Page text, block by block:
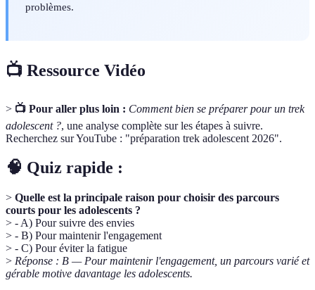
problèmes.
📺 Ressource Vidéo
> 📺 Pour aller plus loin : Comment bien se préparer pour un trek
adolescent ?, une analyse complète sur les étapes à suivre.
Recherchez sur YouTube : "préparation trek adolescent 2026".
🧠 Quiz rapide :
> Quelle est la principale raison pour choisir des parcours
courts pour les adolescents ?
> - A) Pour suivre des envies
> - B) Pour maintenir l'engagement
> - C) Pour éviter la fatigue
> Réponse : B — Pour maintenir l'engagement, un parcours varié et
gérable motive davantage les adolescents.